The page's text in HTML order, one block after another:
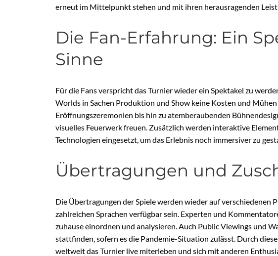
erneut im Mittelpunkt stehen und mit ihren herausragenden
Die Fan-Erfahrung: Ein
Sinne
Für die Fans verspricht das Turnier wieder ein Spektakel zu
Worlds in Sachen Produktion und Show keine Kosten und
Eröffnungszeremonien bis hin zu atemberaubenden
visuelles Feuerwerk freuen. Zusätzlich werden interaktive
Technologien eingesetzt, um das Erlebnis noch immersiver zu
Übertragungen und
Die Übertragungen der Spiele werden wieder auf verschiedenen
zahlreichen Sprachen verfügbar sein. Experten und
zuhause einordnen und analysieren. Auch Public Viewings und
stattfinden, sofern es die Pandemie-Situation zulässt. Durch
weltweit das Turnier live miterleben und sich mit anderen